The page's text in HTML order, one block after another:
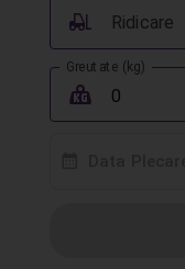
Ridicare
󰟉
Greutate (kg)
󰖢